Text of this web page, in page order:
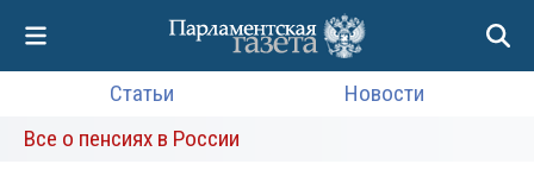
Статьи
Новости
Все о пенсиях в России